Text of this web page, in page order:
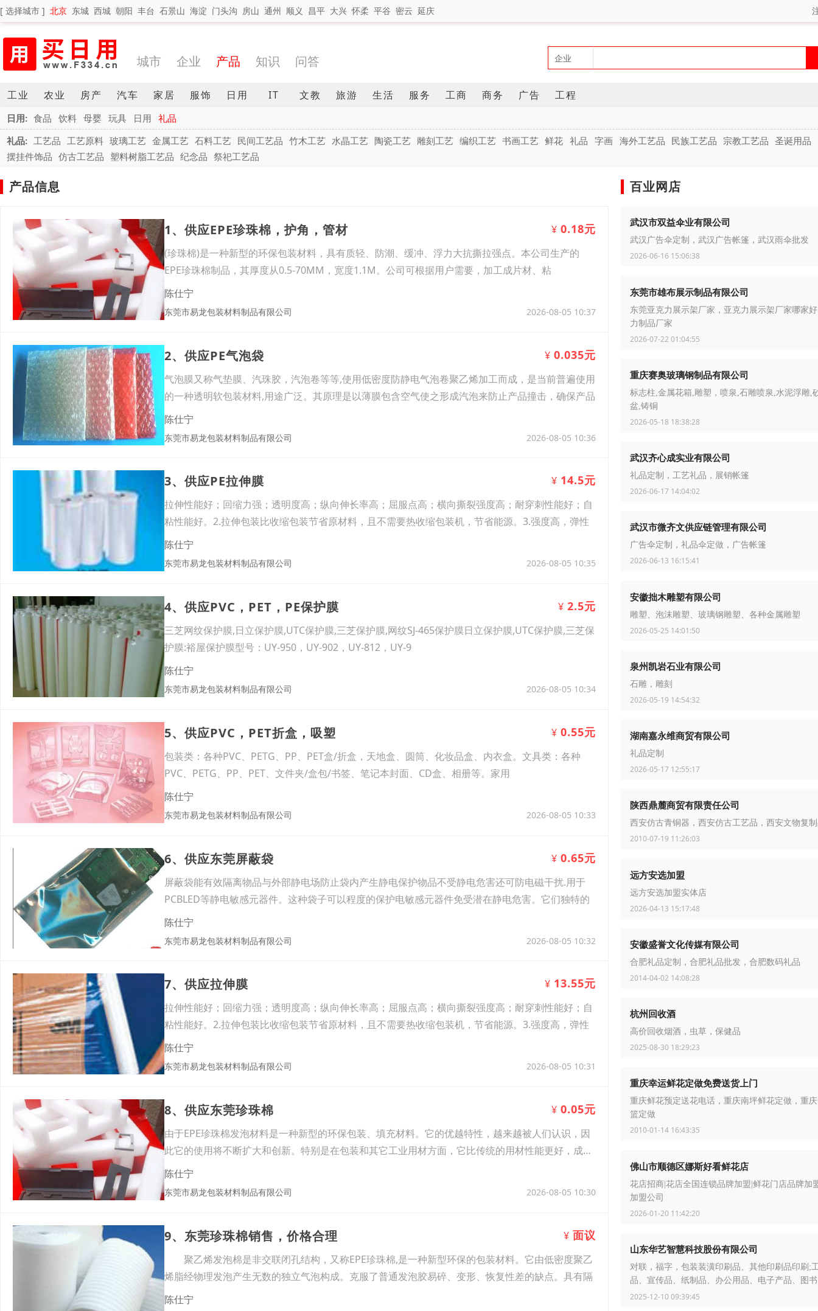
[ 选择城市 ] 北京 东城 西城 朝阳 丰台 石景山 海淀 门头沟 房山 通州 顺义 昌平 大兴 怀柔 平谷 密云 延庆
城市 企业 产品 知识 问答
工业 农业 房产 汽车 家居 服饰 日用 IT 文教 旅游 生活 服务 工商 商务 广告 工程
日用: 食品 饮料 母婴 玩具 日用 礼品
礼品: 工艺品 工艺原料 玻璃工艺 金属工艺 石料工艺 民间工艺品 竹木工艺 水晶工艺 陶瓷工艺 雕刻工艺 编织工艺 书画工艺 鲜花 礼品 字画 海外工艺品 民族工艺品 宗教工艺品 圣诞用品
摆挂件饰品 仿古工艺品 塑料树脂工艺品 纪念品 祭祀工艺品
产品信息
1、供应EPE珍珠棉，护角，管材 ¥ 0.18元
(珍珠棉)是一种新型的环保包装材料，具有质轻、防潮、缓冲、浮力大抗撕拉强点。本公司生产的
EPE珍珠棉制品，其厚度从0.5-70MM，宽度1.1M。公司可根据用户需要，加工成片材、粘
陈仕宁
东莞市易龙包装材料制品有限公司 2026-08-05 10:37
2、供应PE气泡袋 ¥ 0.035元
气泡膜又称气垫膜、汽珠胶，汽泡卷等等,使用低密度防静电气泡卷聚乙烯加工而成，是当前普遍使用
的一种透明软包装材料,用途广泛。其原理是以薄膜包含空气使之形成汽泡来防止产品撞击，确保产品
陈仕宁
东莞市易龙包装材料制品有限公司 2026-08-05 10:36
3、供应PE拉伸膜 ¥ 14.5元
拉伸性能好；回缩力强；透明度高；纵向伸长率高；屈服点高；横向撕裂强度高；耐穿刺性能好；自
粘性能好。2.拉伸包装比收缩包装节省原材料，且不需要热收缩包装机，节省能源。3.强度高，弹性
陈仕宁
东莞市易龙包装材料制品有限公司 2026-08-05 10:35
4、供应PVC，PET，PE保护膜 ¥ 2.5元
三芝网纹保护膜,日立保护膜,UTC保护膜,三芝保护膜,网纹SJ-465保护膜日立保护膜,UTC保护膜,三芝保
护膜:裕屋保护膜型号：UY-950，UY-902，UY-812，UY-9
陈仕宁
东莞市易龙包装材料制品有限公司 2026-08-05 10:34
5、供应PVC，PET折盒，吸塑 ¥ 0.55元
包装类：各种PVC、PETG、PP、PET盒/折盒，天地盒、圆筒、化妆品盒、内衣盒。文具类：各种
PVC、PETG、PP、PET、文件夹/盒包/书签、笔记本封面、CD盒、相册等。家用
陈仕宁
东莞市易龙包装材料制品有限公司 2026-08-05 10:33
6、供应东莞屏蔽袋 ¥ 0.65元
屏蔽袋能有效隔离物品与外部静电场防止袋内产生静电保护物品不受静电危害还可防电磁干扰.用于
PCBLED等静电敏感元器件。这种袋子可以程度的保护电敏感元器件免受潜在静电危害。它们独特的
陈仕宁
东莞市易龙包装材料制品有限公司 2026-08-05 10:32
7、供应拉伸膜 ¥ 13.55元
拉伸性能好；回缩力强；透明度高；纵向伸长率高；屈服点高；横向撕裂强度高；耐穿刺性能好；自
粘性能好。2.拉伸包装比收缩包装节省原材料，且不需要热收缩包装机，节省能源。3.强度高，弹性
陈仕宁
东莞市易龙包装材料制品有限公司 2026-08-05 10:31
8、供应东莞珍珠棉 ¥ 0.05元
由于EPE珍珠棉发泡材料是一种新型的环保包装、填充材料。它的优越特性，越来越被人们认识，因
此它的使用将不断扩大和创新。特别是在包装和其它工业用材方面，它比传统的用材性能更好，成本
更
陈仕宁
东莞市易龙包装材料制品有限公司 2026-08-05 10:30
9、东莞珍珠棉销售，价格合理 ¥ 面议
聚乙烯发泡棉是非交联闭孔结构，又称EPE珍珠棉,是一种新型环保的包装材料。它由低密度聚乙
烯脂经物理发泡产生无数的独立气泡构成。克服了普通发泡胶易碎、变形、恢复性差的缺点。具有隔
陈仕宁
百业网店
武汉市双益伞业有限公司
武汉广告伞定制，武汉广告帐篷，武汉雨伞批发
2026-06-16 15:06:38
东莞市雄布展示制品有限公司
东莞亚克力展示架厂家，亚克力展示架厂家哪家
力制品厂家
2026-07-22 01:04:55
重庆赛奥玻璃钢制品有限公司
标志柱,金属花箱,雕塑，喷泉,石雕喷泉,水泥浮雕,
盆,铸铜
2026-05-18 18:38:28
武汉齐心成实业有限公司
礼品定制，工艺礼品，展销帐篷
2026-06-17 14:04:02
武汉市微齐文供应链管理有限公司
广告伞定制，礼品伞定做，广告帐篷
2026-06-13 16:15:41
安徽拙木雕塑有限公司
雕塑、泡沫雕塑、玻璃钢雕塑、各种金属雕塑
2026-05-25 14:01:50
泉州凯岩石业有限公司
石雕，雕刻
2026-05-19 14:54:32
湖南嘉永维商贸有限公司
礼品定制
2026-05-17 12:55:17
陕西鼎麓商贸有限责任公司
西安仿古青铜器，西安仿古工艺品，西安文物复
2010-07-19 11:26:03
远方安选加盟
远方安选加盟实体店
2026-04-13 15:17:48
安徽盛誉文化传媒有限公司
合肥礼品定制，合肥礼品批发，合肥数码礼品
2014-04-02 14:08:28
杭州回收酒
高价回收烟酒，虫草，保健品
2025-08-30 18:29:23
重庆幸运鲜花定做免费送货上门
重庆鲜花预定送花电话，重庆南坪鲜花定做，重
篮定做
2010-01-14 16:43:35
佛山市顺德区娜斯好看鲜花店
花店招商|花店全国连锁品牌加盟|鲜花门店品牌加
加盟公司
2026-01-20 11:42:20
山东华艺智慧科技股份有限公司
对联，福字，包装装潢印刷品、其他印刷品印刷;
品、宣传品、纸制品、办公用品、电子产品、图
制
2025-12-10 09:39:45